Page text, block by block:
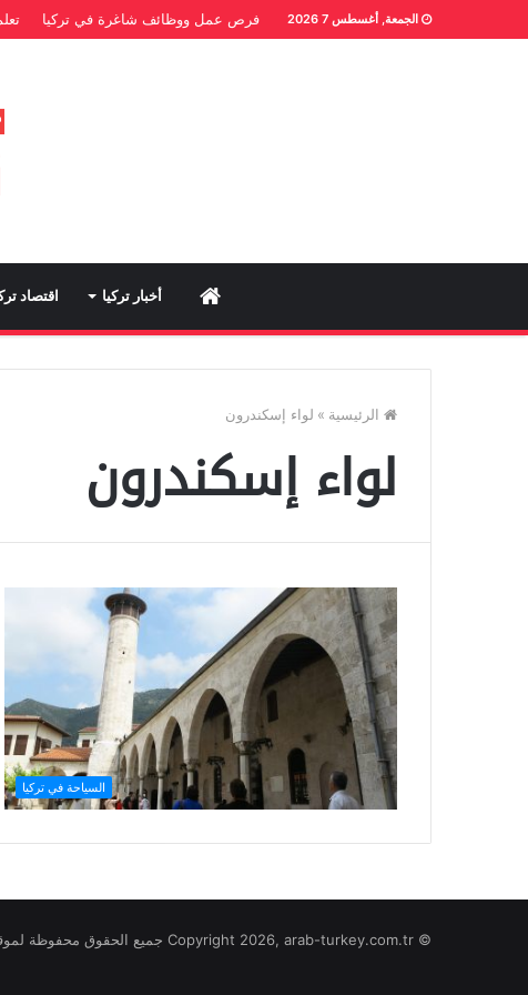
الجمعة, أغسطس 7 2026 فرص عمل ووظائف شاغرة في تركيا
Home أخبار تركيا اقتصاد
الرئيسية » لواء إسكندرون
لواء إسكندرون
السياحة في تركيا
© Copyright 2026, arab-turkey.com.tr جميع الحقوق محفوظة لموقع تركيا بالعربي